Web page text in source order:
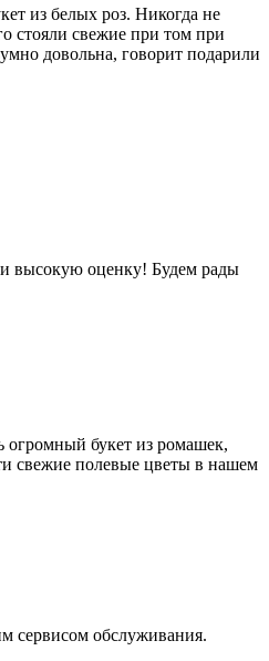
из белых роз. Никогда не
стояли свежие при том при
довольна, говорит подарили
высокую оценку! Будем рады
огромный букет из ромашек,
свежие полевые цветы в нашем
сервисом обслуживания.